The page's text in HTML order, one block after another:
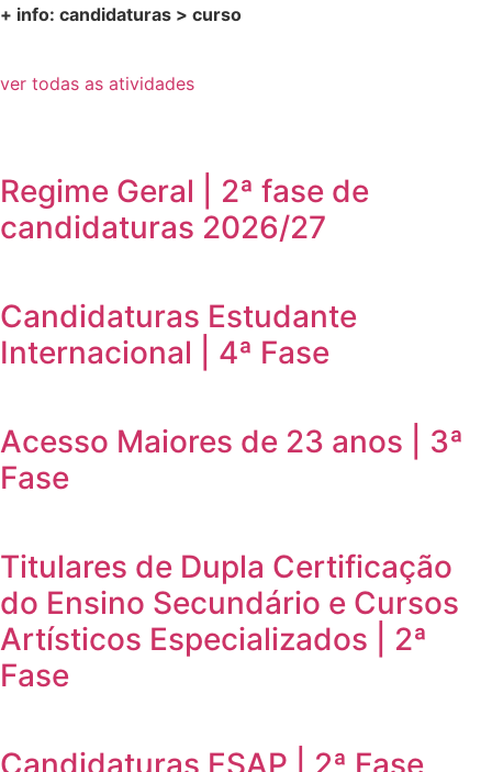
+ info: candidaturas > curso
ver todas as atividades
Regime Geral | 2ª fase de
candidaturas 2026/27
Candidaturas Estudante
Internacional | 4ª Fase
Acesso Maiores de 23 anos | 3ª
Fase
Titulares de Dupla Certificação
do Ensino Secundário e Cursos
Artísticos Especializados | 2ª
Fase
Candidaturas ESAP | 2ª Fase